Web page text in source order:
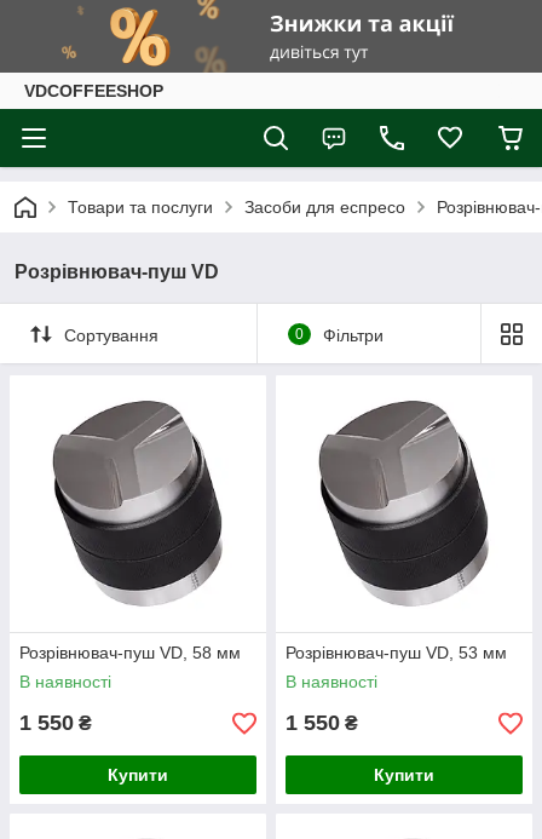
VDCOFFEESHOP
Товари та послуги Засоби для еспресо
Розрівнювач-пуш VD
Сортування 0 Фільтри
Розрівнювач-пуш VD, 58 мм
В наявності
1 550 ₴
Купити
Розрівнювач-пуш VD, 53 мм
В наявності
1 550 ₴
Купити